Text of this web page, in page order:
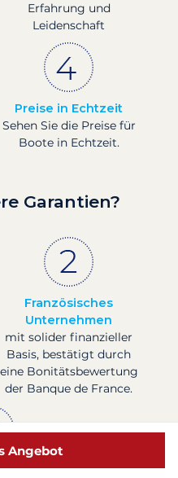
Angebot
Erfahrung und
Leidenschaft
Preise in Echtzeit
Sehen Sie die Preise für
Boote in Echtzeit.
Garantien?
Französisches
Unternehmen
mit solider finanzieller
Basis, bestätigt durch
eine Bonitätsbewertung
der Banque de France.